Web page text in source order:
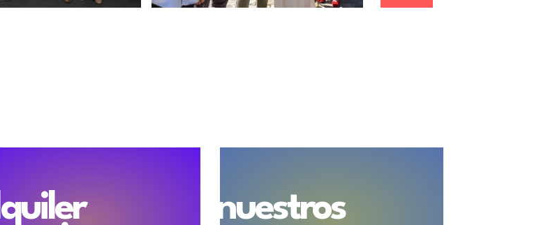
nuestros